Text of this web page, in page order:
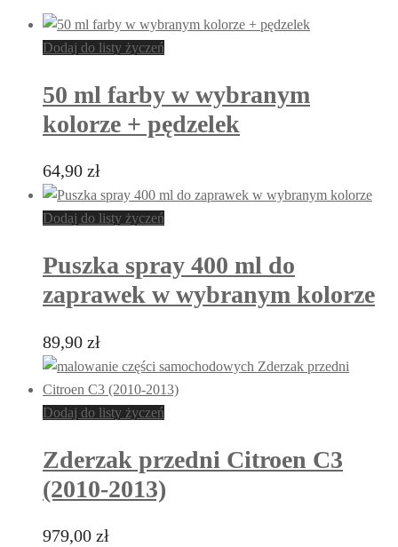
Dodaj do listy życzeń
50 ml farby w wybranym
kolorze + pędzelek
64,90 zł
Dodaj do listy życzeń
Puszka spray 400 ml do
zaprawek w wybranym kolorze
89,90 zł
Dodaj do listy życzeń
Zderzak przedni Citroen C3
(2010-2013)
979,00 zł